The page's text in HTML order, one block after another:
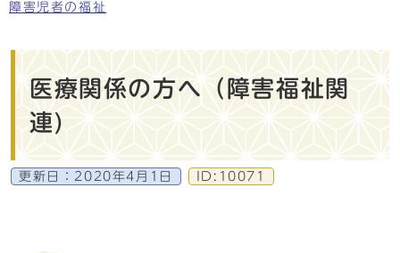
障害児者の福祉
医療関係の方へ（障害福祉関
連)
更新日： 2020年4月1日 ID:10071